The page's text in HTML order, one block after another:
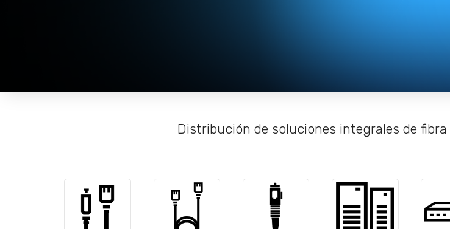
Distribución de soluciones integrales de